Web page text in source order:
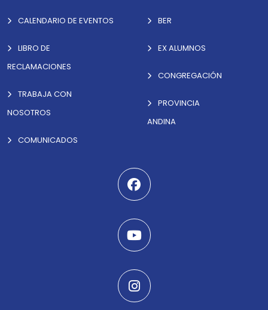
CALENDARIO DE EVENTOS
LIBRO DE
RECLAMACIONES
TRABAJA CON
NOSOTROS
COMUNICADOS
BER
EX ALUMNOS
CONGREGACIÓN
PROVINCIA
ANDINA